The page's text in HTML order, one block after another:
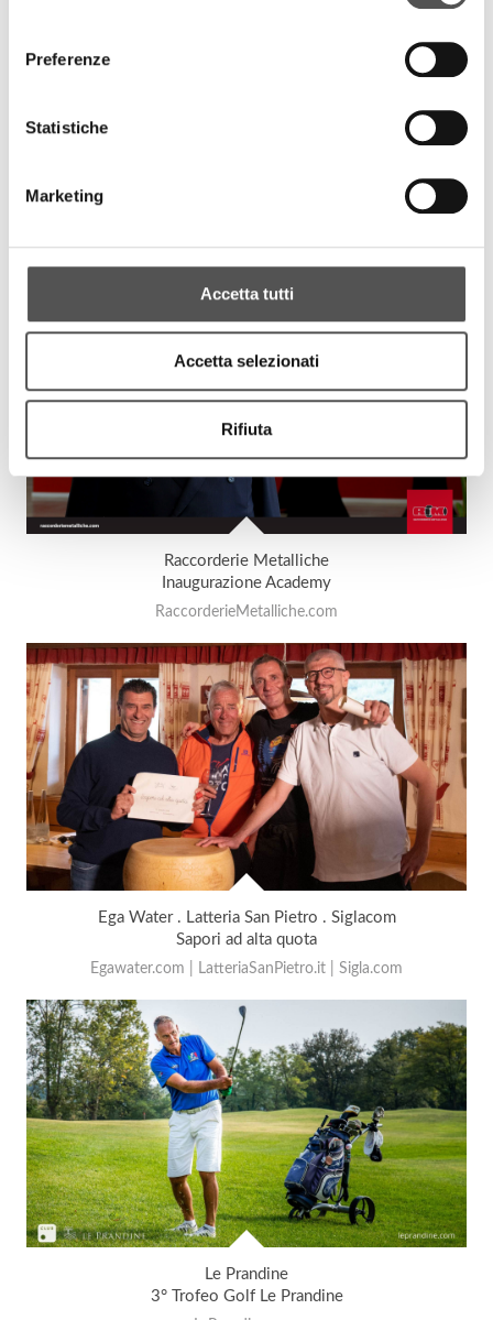
Preferenze
Statistiche
Marketing
Accetta tutti
Accetta selezionati
Rifiuta
EVENTS
Raccorderie Metalliche
Inaugurazione Academy
RaccorderieMetalliche.com
Ega Water . Latteria San Pietro . Siglacom
Sapori ad alta quota
Egawater.com | LatteriaSanPietro.it | Sigla.com
Le Prandine
3° Trofeo Golf Le Prandine